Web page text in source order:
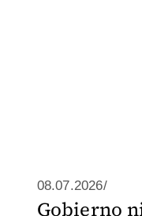
08.07.2026/
Gobierno